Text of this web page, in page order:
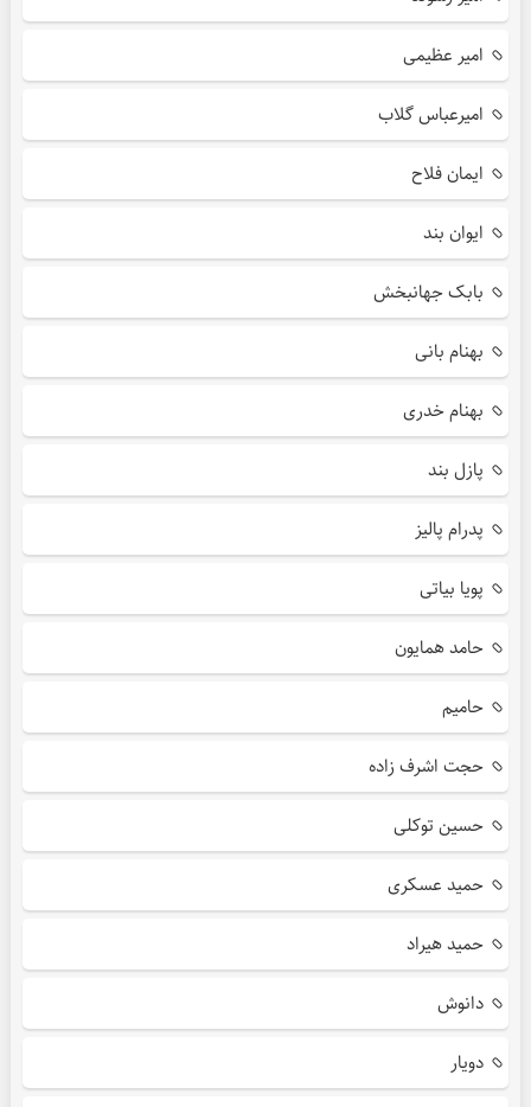
امیر عظیمی
امیرعباس گلاب
ایمان فلاح
ایوان بند
بابک جهانبخش
بهنام بانی
بهنام خدری
پازل بند
پدرام پالیز
پویا بیاتی
حامد همایون
حامیم
حجت اشرف زاده
حسین توکلی
حمید عسکری
حمید هیراد
دانوش
دویار